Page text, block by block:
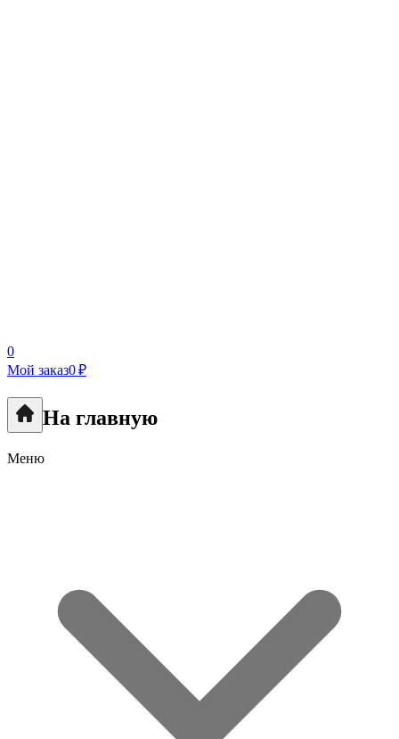
0
Мой заказ0 ₽
На главную
Меню